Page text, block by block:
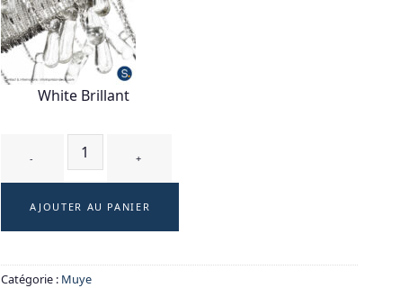
White Brillant
AJOUTER AU PANIER
Catégorie : Muye